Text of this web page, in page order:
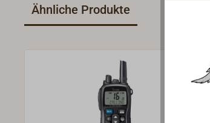
Ähnliche Produkte